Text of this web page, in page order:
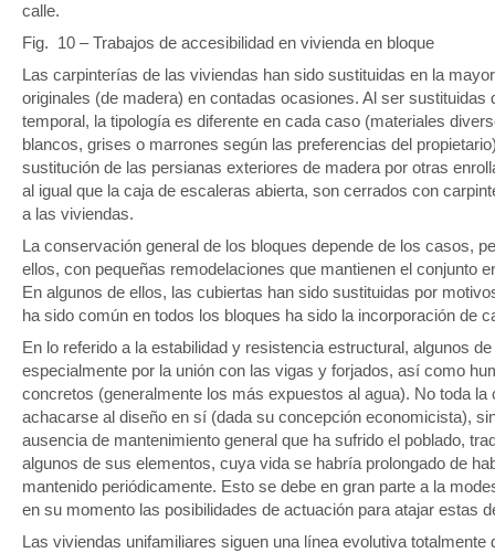
calle.
Fig. 10 – Trabajos de accesibilidad en vivienda en bloque
Las carpinterías de las viviendas han sido sustituidas en la
originales (de madera) en contadas ocasiones. Al ser sustituidas
temporal, la tipología es diferente en cada caso (materiales
blancos, grises o marrones según las preferencias del
sustitución de las persianas exteriores de madera por otras
al igual que la caja de escaleras abierta, son cerrados con
a las viviendas.
La conservación general de los bloques depende de los casos,
ellos, con pequeñas remodelaciones que mantienen el conjunto
En algunos de ellos, las cubiertas han sido sustituidas por
ha sido común en todos los bloques ha sido la incorporación de
En lo referido a la estabilidad y resistencia estructural, algunos
especialmente por la unión con las vigas y forjados, así como
concretos (generalmente los más expuestos al agua). No toda
achacarse al diseño en sí (dada su concepción economicista),
ausencia de mantenimiento general que ha sufrido el poblado,
algunos de sus elementos, cuya vida se habría prolongado de
mantenido periódicamente. Esto se debe en gran parte a la
en su momento las posibilidades de actuación para atajar estas
Las viviendas unifamiliares siguen una línea evolutiva totalmente